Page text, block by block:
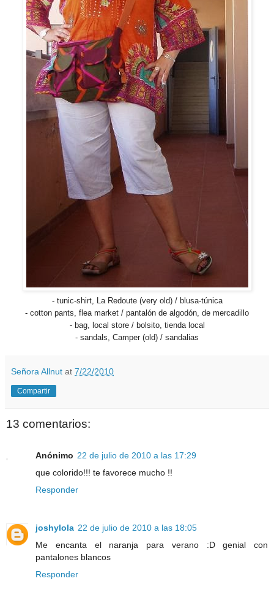
- tunic-shirt, La Redoute (very old) / blusa-túnica
- cotton pants, flea market / pantalón de algodón, de mercadillo
- bag, local store / bolsito, tienda local
- sandals, Camper (old) / sandalias
Señora Allnut at 7/22/2010
Compartir
13 comentarios:
Anónimo 22 de julio de 2010 a las 17:29
que colorido!!! te favorece mucho !!
Responder
joshylola 22 de julio de 2010 a las 18:05
Me encanta el naranja para verano :D genial con
pantalones blancos
Responder